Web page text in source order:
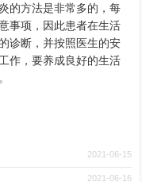
的方法是非常多的，每
事项，因此患者在生活
诊断，并按照医生的安
作，要养成良好的生活
2021-06-15
2021-06-16